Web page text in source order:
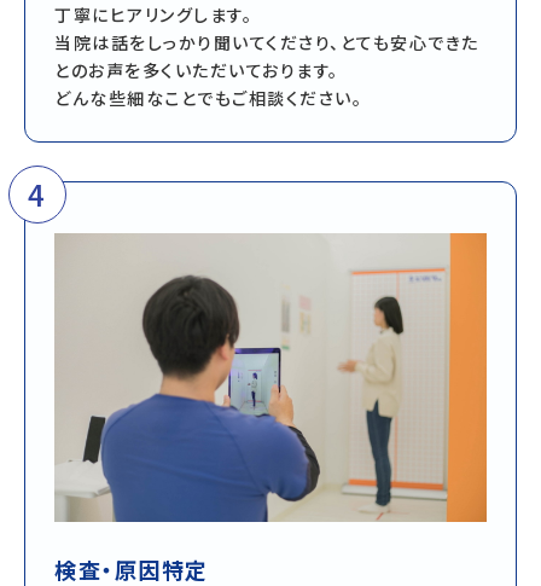
丁寧にヒアリングします。
当院は話をしっかり聞いてくださり、とても安心できた
とのお声を多くいただいております。
どんな些細なことでもご相談ください。
4
検査・原因特定